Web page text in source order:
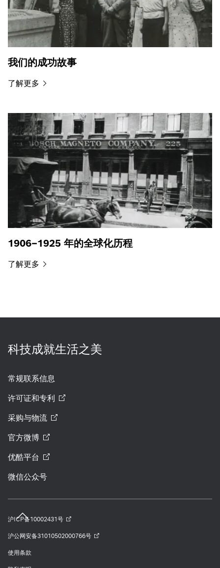
我们的成功故事
了解更多
1906–1925 年的全球化历程
了解更多
科技成就生活之美
常规联系信息
许可证和专利
采购与物流
官方微博
优酷平台
微信公众号
沪ICP备10002431号
沪公网安备31010502000766号
使用条款